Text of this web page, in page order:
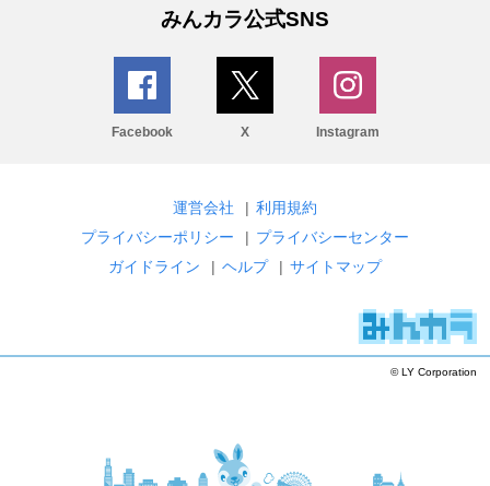
みんカラ公式SNS
Facebook X Instagram
運営会社 | 利用規約
プライバシーポリシー
| プライバシーセンター
ガイドライン
| ヘルプ | サイトマップ
© LY Corporation